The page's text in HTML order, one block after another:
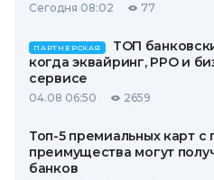
Сегодня 08:02 77
ПАРТНЕРСКАЯ
ТОП
когда эквайринг, РРО и
сервисе
04.08 06:50 2659
Топ-5 премиальных карт с
преимущества могут
банков